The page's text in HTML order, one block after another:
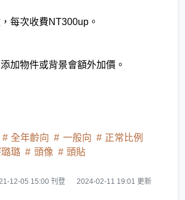
每次收費NT300up。
加物件或背景會額外加價。
全年齡向 一般向
正常比例
璐 頭像 頭貼
12-05 15:00 刊登 2024-02-11 19:01 更新